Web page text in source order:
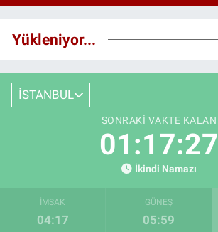
Yükleniyor...
İSTANBUL
SONRAKI VAKTE KALAN
01:17:26
İkindi Namazı
İMSAK
04:17
GÜNEŞ
05:59